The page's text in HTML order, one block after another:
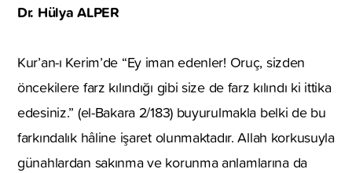
Dr. Hülya ALPER
Kur’an-ı Kerim’de “Ey iman edenler! Oruç, sizden
öncekilere farz kılındığı gibi size de farz kılındı ki ittika
edesiniz.” (el-Bakara 2/183) buyurulmakla belki de bu
farkındalık hâline işaret olunmaktadır. Allah korkusuyla
günahlardan sakınma ve korunma anlamlarına da